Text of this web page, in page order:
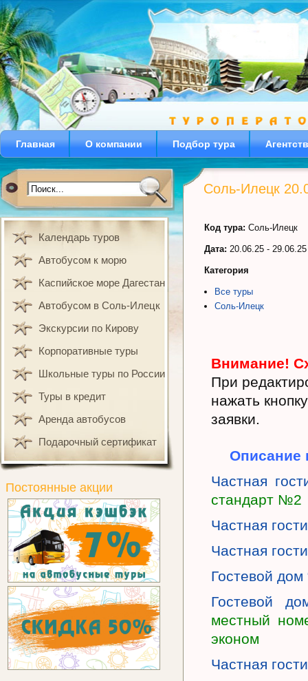
Главная О компании Подбор тура
Соль-Илецк
Код тура: Соль-Илецк
Дата: 20.06.25 - 29.06.25
Категория
Все туры
Соль-Илецк
Внимание!
При
нажать
заявки.
Описание
Частная
стандарт №2
Частная
Частная
Гостевой дом
Гостевой
местный
эконом
Частная
Календарь туров
Автобусом к морю
Каспийское море Дагестан
Автобусом в Соль-Илецк
Экскурсии по Кирову
Корпоративные туры
Школьные туры по России
Туры в кредит
Аренда автобусов
Подарочный сертификат
Постоянные акции